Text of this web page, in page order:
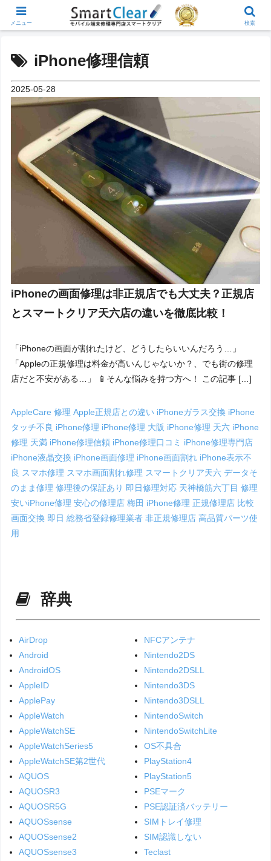
iPhone修理信頼
2025-05-28
iPhoneの画面修理は非正規店でも大丈夫？正規店
とスマートクリア天六店の違いを徹底比較！
「iPhoneの画面が割れたけど、どうしたらいいんだろう…」
「Appleの正規修理は料金が高いんじゃないか？、でも街の修理
店だと不安がある…」 📱そんな悩みを持つ方へ！ この記事 […]
AppleCare 修理Apple正規店との違い iPhoneガラス交換 iPhone
タッチ不良 iPhone修理 iPhone修理 大阪 iPhone修理 天六 iPhone
修理 天満 iPhone修理信頼 iPhone修理口コミ iPhone修理専門店
iPhone液晶交換 iPhone画面修理 iPhone画面割れ iPhone表示不
良 スマホ修理 スマホ画面割れ修理 スマートクリア天六データそ
のまま修理修理後の保証あり 即日修理対応 天神橋筋六丁目 修理
安いiPhone修理安心の修理店梅田 iPhone修理 正規修理店 比較
画面交換 即日総務省登録修理業者非正規修理店高品質パーツ使
用
辞典
AirDrop
Android
AndroidOS
AppleID
ApplePay
AppleWatch
AppleWatchSE
AppleWatchSeries5
AppleWatchSE第2世代
AQUOS
AQUOSR3
AQUOSR5G
AQUOSsense
AQUOSsense2
AQUOSsense3
NFCアンテナ
Nintendo2DS
Nintendo2DSLL
Nintendo3DS
Nintendo3DSLL
NintendoSwitch
NintendoSwitchLite
OS不具合
PlayStation4
PlayStation5
PSEマーク
PSE認証済バッテリー
SIMトレイ修理
SIM認識しない
Teclast
メニュー 検索